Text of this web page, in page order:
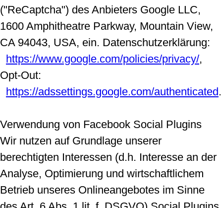
("ReCaptcha") des Anbieters Google LLC,
1600 Amphitheatre Parkway, Mountain View,
CA 94043, USA, ein. Datenschutzerklärung:
https://www.google.com/policies/privacy/,
Opt-Out:
https://adssettings.google.com/authenticated.
Verwendung von Facebook Social Plugins
Wir nutzen auf Grundlage unserer
berechtigten Interessen (d.h. Interesse an der
Analyse, Optimierung und wirtschaftlichem
Betrieb unseres Onlineangebotes im Sinne